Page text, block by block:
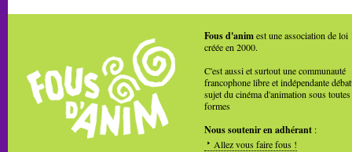
Fous d'animest une association de loi
créée en 2000.
C'est aussi et surtout une communauté
francophone libre et indépendante
sujet du cinéma d'animation sous toutes
formes
Nous soutenir en adhérant :
Allez vous faire fous !